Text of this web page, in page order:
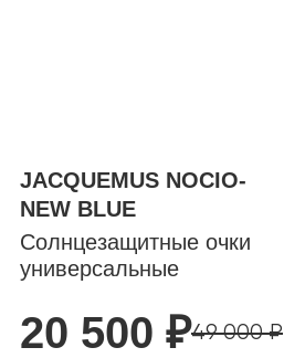
JACQUEMUS NOCIO-
NEW BLUE
Солнцезащитные очки
универсальные
20 500 ₽49 000 ₽